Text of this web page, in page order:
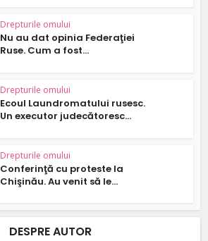
Drepturile omului
Nu au dat opinia Federaţiei
Ruse. Cum a fost...
Drepturile omului
Ecoul Laundromatului rusesc.
Un executor judecătoresc...
Drepturile omului
Conferinţă cu proteste la
Chişinău. Au venit să le...
DESPRE AUTOR